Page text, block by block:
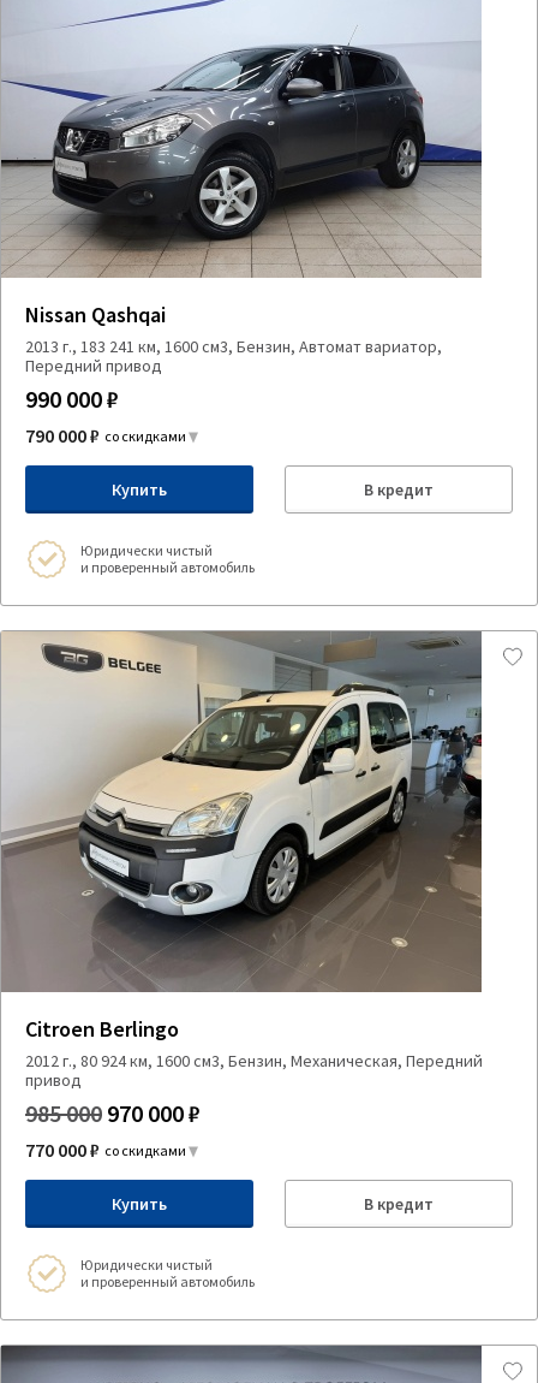
Nissan Qashqai
2013 г., 183 241 км, 1600 см3, Бензин, Автомат вариатор,
Передний привод
990 000 ₽
790 000 ₽ со скидками
Купить В кредит
Юридически чистый
и проверенный автомобиль
Citroen Berlingo
2012 г., 80 924 км, 1600 см3, Бензин, Механическая, Передний
привод
985 000 970 000 ₽
770 000 ₽ со скидками
Купить В кредит
Юридически чистый
и проверенный автомобиль